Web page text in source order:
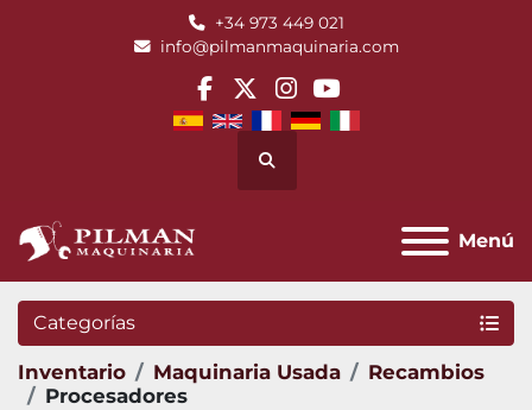
+34 973 449 021
info@pilmanmaquinaria.com
facebook
twitterinstagram
youtube
Buscar
Menú
Categorías
Inventario Maquinaria Usada
Recambios
Procesadores